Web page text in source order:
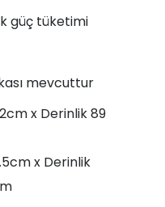
güç tüketimi
mevcuttur
x Derinlik 89
x Derinlik